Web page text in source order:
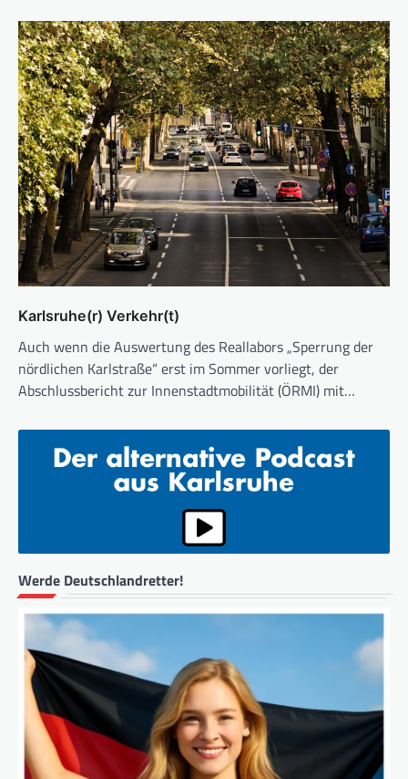
Karlsruhe(r) Verkehr(t)
Auch wenn die Auswertung des Reallabors „Sperrung der
nördlichen Karlstraße“ erst im Sommer vorliegt, der
Abschlussbericht zur Innenstadtmobilität (ÖRMI) mit…
Werde Deutschlandretter!